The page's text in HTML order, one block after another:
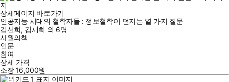
상세페이지 바로가기
인공지능 시대의 철학자들 : 정보철학이 던지는 열 가지 질문
김선희, 김재희 외 6명
사월의책
인문
참여
상세 가격
소장16,000원